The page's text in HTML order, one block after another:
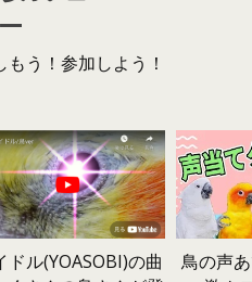
う！参加しよう！
ドル(YOASOBI)の曲
鳥の声